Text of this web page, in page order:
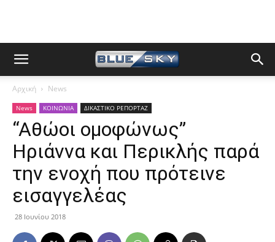
Αρχική News
News ΚΟΙΝΩΝΙΑ ΔΙΚΑΣΤΙΚΟ ΡΕΠΟΡΤΑΖ
“Αθώοι ομοφώνως”
Ηριάννα και Περικλής παρά
την ενοχή που πρότεινε
εισαγγελέας
28 Ιουνίου 2018